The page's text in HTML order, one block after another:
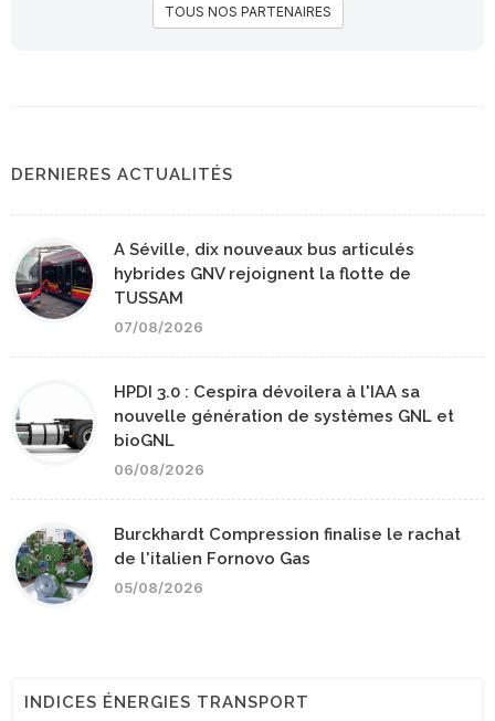
TOUS NOS PARTENAIRES
DERNIERES ACTUALITÉS
A Séville, dix nouveaux bus articulés
hybrides GNV rejoignent la flotte de
TUSSAM
07/08/2026
HPDI 3.0 : Cespira dévoilera à l'IAA sa
nouvelle génération de systèmes GNL et
bioGNL
06/08/2026
Burckhardt Compression finalise le rachat
de l'italien Fornovo Gas
05/08/2026
INDICES ÉNERGIES TRANSPORT